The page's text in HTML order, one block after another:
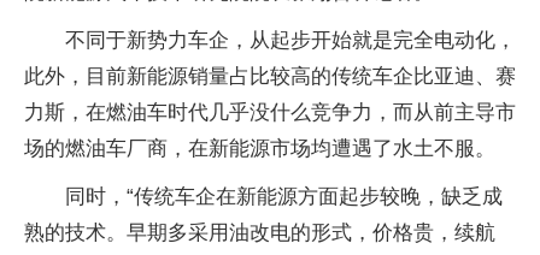
不同于新势力车企，从起步开始就是完全电动化，
此外，目前新能源销量占比较高的传统车企比亚迪、赛
力斯，在燃油车时代几乎没什么竞争力，而从前主导市
场的燃油车厂商，在新能源市场均遭遇了水土不服。
同时，“传统车企在新能源方面起步较晚，缺乏成
熟的技术。早期多采用油改电的形式，价格贵，续航